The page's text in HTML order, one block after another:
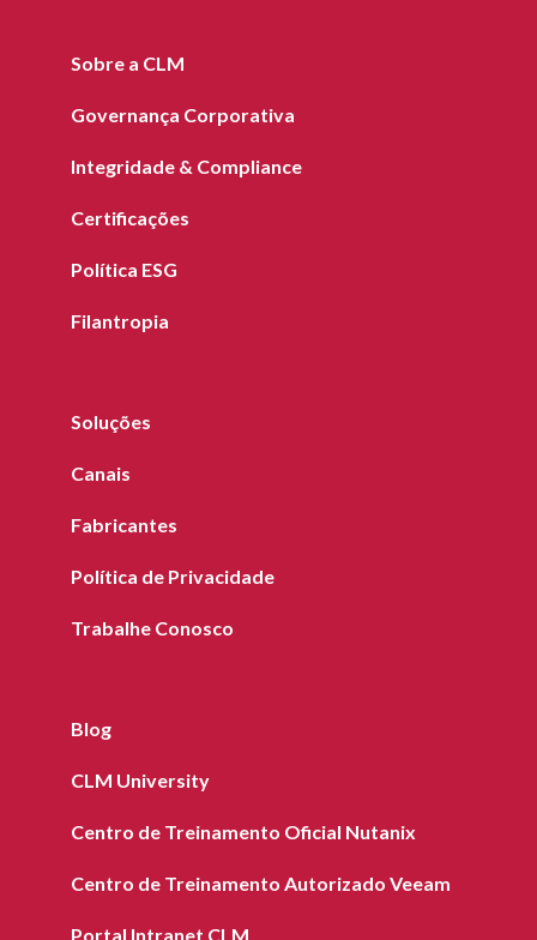
Sobre a CLM
Governança Corporativa
Integridade & Compliance
Certificações
Política ESG
Filantropia
Soluções
Canais
Fabricantes
Política de Privacidade
Trabalhe Conosco
Blog
CLM University
Centro de Treinamento Oficial Nutanix
Centro de Treinamento Autorizado Veeam
Portal Intranet CLM